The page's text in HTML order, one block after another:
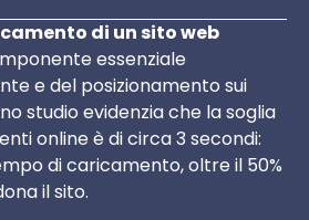
di un sito web
essenziale
e del posizionamento sui
studio evidenzia che la soglia
online è di circa 3 secondi:
di caricamento, oltre il 50%
il sito.